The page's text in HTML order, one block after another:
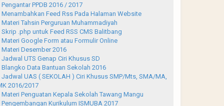
Pengantar PPDB 2016 / 2017
Menambahkan Feed Rss Pada Halaman Website
Materi Tahsin Perguruan Muhammadiyah
Skrip .php untuk Feed RSS CMS Balitbang
Materi Google Form atau Formulir Online
Materi Desember 2016
Jadwal UTS Genap Ciri Khusus SD
Blangko Data Bantuan Sekolah 2016
Jadwal UAS ( SEKOLAH ) Ciri Khusus SMP/Mts, SMA/MA,
2016/2017
Materi Penguatan Kepala Sekolah Tawang Mangu
Pengembangan Kurikulum ISMUBA 2017